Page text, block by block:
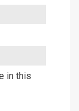
in this